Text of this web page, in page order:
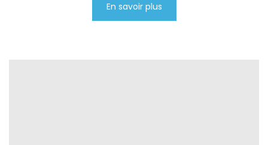
En savoir plus